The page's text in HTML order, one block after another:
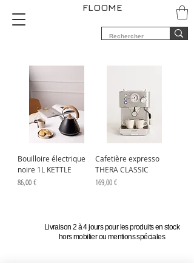
FLOOME
Bouilloire électrique
noire 1L KETTLE
Prix
86,00 €
Cafetière expresso
THERA CLASSIC
Prix
169,00 €
Livraison 2 à 4 jours pour les produits en stock
hors mobilier ou mentions spéciales